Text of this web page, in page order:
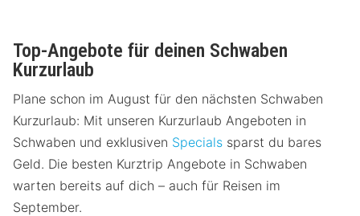
Top-Angebote für deinen Schwaben
Kurzurlaub
Plane schon im August für den nächsten Schwaben
Kurzurlaub: Mit unseren Kurzurlaub Angeboten in
Schwaben und exklusiven Specials sparst du bares
Geld. Die besten Kurztrip Angebote in Schwaben
warten bereits auf dich – auch für Reisen im
September.